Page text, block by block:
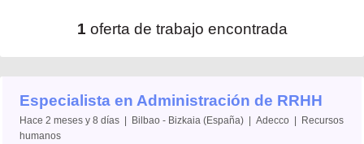
1 oferta de trabajo encontrada
Especialista en Administración de RRHH
Hace 2 meses y 8 días | Bilbao - Bizkaia (España) | Adecco | Recursos
humanos